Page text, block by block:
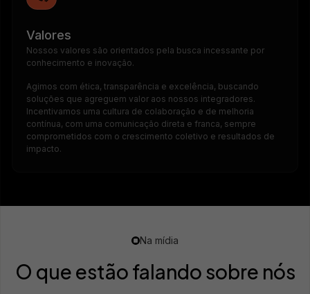
Valores
Nossos valores são orientados pela busca incessante por
conhecimento e inovação.
Agimos com ética, transparência e excelência, buscando
soluções que agreguem valor aos nossos integradores.
Incentivamos uma cultura de colaboração e de melhoria
contínua, com uma comunicação direta e franca, sempre
comprometidos com o crescimento coletivo e resultados de
impacto.
Na mídia
O que estão falando sobre nós